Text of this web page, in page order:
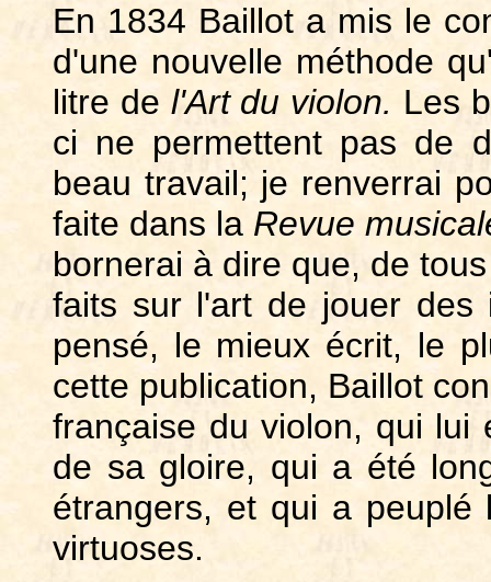
En 1834 Baillot a mis le
d'une nouvelle méthode
litre de l'Art du violon. Les
ci ne permettent pas de
beau travail; je renverrai
faite dans la Revue
bornerai à dire que, de
faits sur l'art de jouer des
pensé, le mieux écrit, le
cette publication, Baillot
française du violon, qui lui
de sa gloire, qui a été
étrangers, et qui a peuplé
virtuoses.